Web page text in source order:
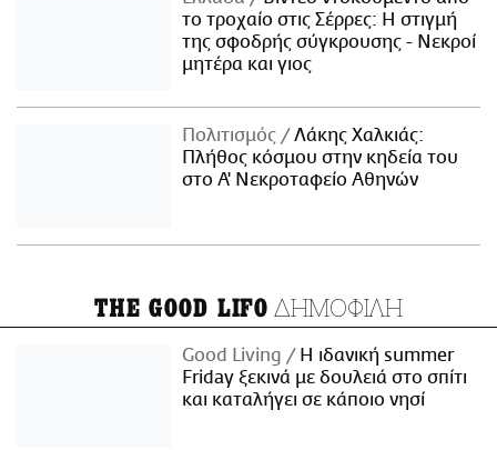
το τροχαίο στις Σέρρες: Η στιγμή
της σφοδρής σύγκρουσης - Νεκροί
μητέρα και γιος
Πολιτισμός
Λάκης Χαλκιάς:
Πλήθος κόσμου στην κηδεία του
στο Α' Νεκροταφείο Αθηνών
THE GOOD LIFO ΔΗΜΟΦΙΛΗ
Good Living
Η ιδανική summer
Friday ξεκινά με δουλειά στο σπίτι
και καταλήγει σε κάποιο νησί